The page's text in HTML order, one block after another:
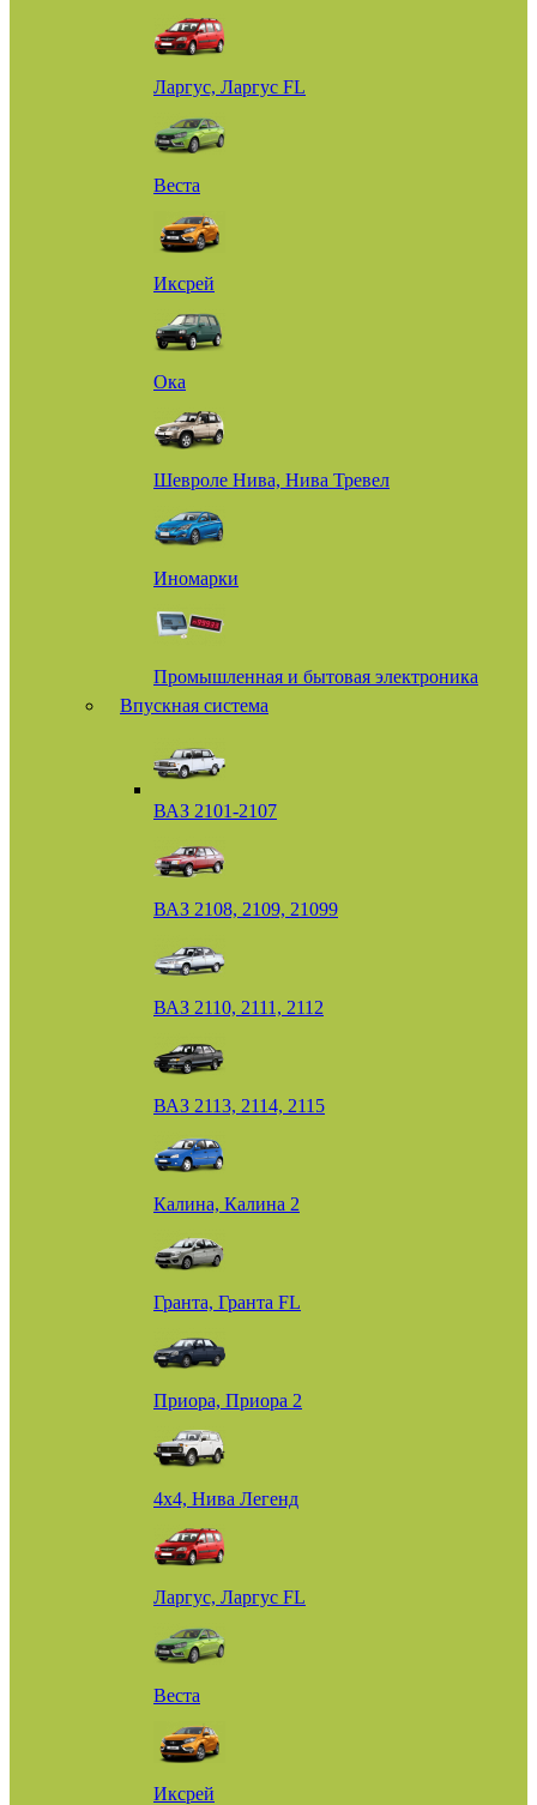
Ларгус, Ларгус FL
Веста
Иксрей
Ока
Шевроле Нива, Нива Тревел
Иномарки
Промышленная и бытовая электроника
Впускная система
ВАЗ 2101-2107
ВАЗ 2108, 2109, 21099
ВАЗ 2110, 2111, 2112
ВАЗ 2113, 2114, 2115
Калина, Калина 2
Гранта, Гранта FL
Приора, Приора 2
4х4, Нива Легенд
Ларгус, Ларгус FL
Веста
Иксрей